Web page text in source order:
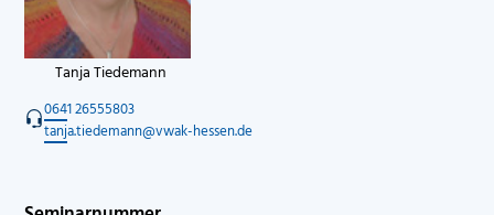
Tanja Tiedemann
0641 26555803
tanja.tiedemann@vwak-hessen.de